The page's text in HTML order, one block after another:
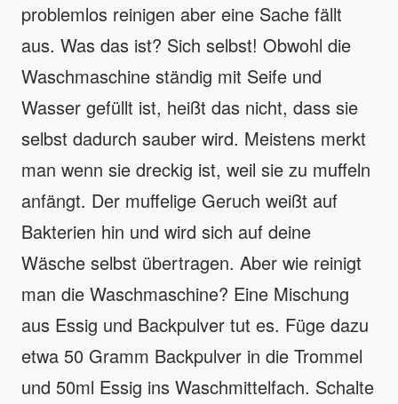
problemlos reinigen aber eine Sache fällt
aus. Was das ist? Sich selbst! Obwohl die
Waschmaschine ständig mit Seife und
Wasser gefüllt ist, heißt das nicht, dass sie
selbst dadurch sauber wird. Meistens merkt
man wenn sie dreckig ist, weil sie zu muffeln
anfängt. Der muffelige Geruch weißt auf
Bakterien hin und wird sich auf deine
Wäsche selbst übertragen. Aber wie reinigt
man die Waschmaschine? Eine Mischung
aus Essig und Backpulver tut es. Füge dazu
etwa 50 Gramm Backpulver in die Trommel
und 50ml Essig ins Waschmittelfach. Schalte